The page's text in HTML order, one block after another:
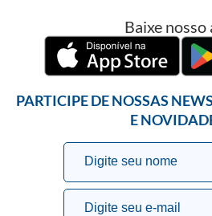
Baixe nosso
PARTICIPE DE NOSSAS
E